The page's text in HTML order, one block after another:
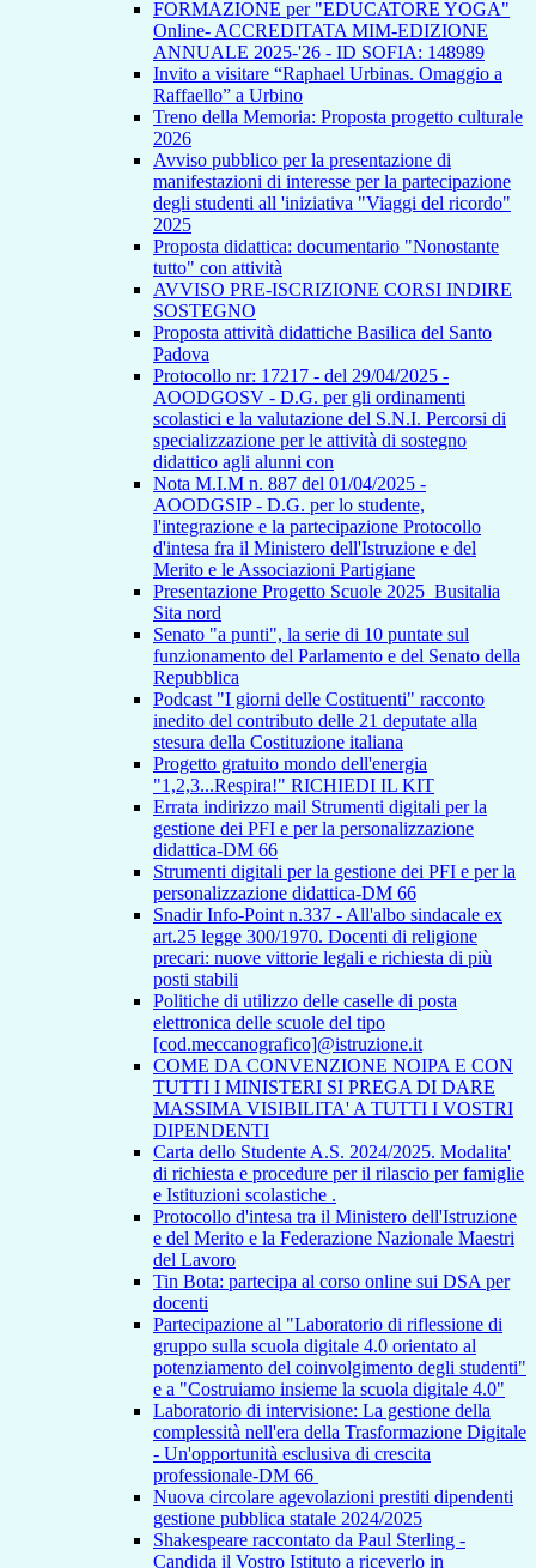
FORMAZIONE per "EDUCATORE YOGA"
Online- ACCREDITATA MIM-EDIZIONE
ANNUALE 2025-'26 - ID SOFIA: 148989
Invito a visitare “Raphael Urbinas. Omaggio a
Raffaello” a Urbino
Treno della Memoria: Proposta progetto culturale
2026
Avviso pubblico per la presentazione di
manifestazioni di interesse per la partecipazione
degli studenti all 'iniziativa "Viaggi del ricordo"
2025
Proposta didattica: documentario "Nonostante
tutto" con attività
AVVISO PRE-ISCRIZIONE CORSI INDIRE
SOSTEGNO
Proposta attività didattiche Basilica del Santo
Padova
Protocollo nr: 17217 - del 29/04/2025 -
AOODGOSV - D.G. per gli ordinamenti
scolastici e la valutazione del S.N.I. Percorsi di
specializzazione per le attività di sostegno
didattico agli alunni con
Nota M.I.M n. 887 del 01/04/2025 -
AOODGSIP - D.G. per lo studente,
l'integrazione e la partecipazione Protocollo
d'intesa fra il Ministero dell'Istruzione e del
Merito e le Associazioni Partigiane
Presentazione Progetto Scuole 2025_Busitalia
Sita nord
Senato "a punti", la serie di 10 puntate sul
funzionamento del Parlamento e del Senato della
Repubblica
Podcast "I giorni delle Costituenti" racconto
inedito del contributo delle 21 deputate alla
stesura della Costituzione italiana
Progetto gratuito mondo dell'energia
"1,2,3...Respira!" RICHIEDI IL KIT
Errata indirizzo mail Strumenti digitali per la
gestione dei PFI e per la personalizzazione
didattica-DM 66
Strumenti digitali per la gestione dei PFI e per la
personalizzazione didattica-DM 66
Snadir Info-Point n.337 - All'albo sindacale ex
art.25 legge 300/1970. Docenti di religione
precari: nuove vittorie legali e richiesta di più
posti stabili
Politiche di utilizzo delle caselle di posta
elettronica delle scuole del tipo
[cod.meccanografico]@istruzione.it
COME DA CONVENZIONE NOIPA E CON
TUTTI I MINISTERI SI PREGA DI DARE
MASSIMA VISIBILITA' A TUTTI I VOSTRI
DIPENDENTI
Carta dello Studente A.S. 2024/2025. Modalita'
di richiesta e procedure per il rilascio per famiglie
e Istituzioni scolastiche .
Protocollo d'intesa tra il Ministero dell'Istruzione
e del Merito e la Federazione Nazionale Maestri
del Lavoro
Tin Bota: partecipa al corso online sui DSA per
docenti
Partecipazione al "Laboratorio di riflessione di
gruppo sulla scuola digitale 4.0 orientato al
potenziamento del coinvolgimento degli studenti"
e a "Costruiamo insieme la scuola digitale 4.0"
Laboratorio di intervisione: La gestione della
complessità nell'era della Trasformazione Digitale
- Un'opportunità esclusiva di crescita
professionale-DM 66
Nuova circolare agevolazioni prestiti dipendenti
gestione pubblica statale 2024/2025
Shakespeare raccontato da Paul Sterling -
Candida il Vostro Istituto a riceverlo in